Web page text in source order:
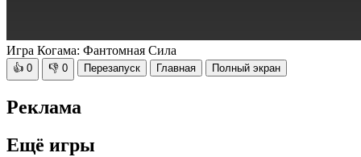
Игра Когама: Фантомная Сила
👍 0 👎 0 Перезапуск Главная Полный экран
Реклама
Ещё игры